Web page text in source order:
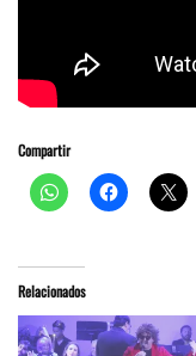
Compartir
Relacionados